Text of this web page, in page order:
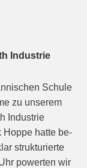
Industrie
Schule
zu unserem
Industrie
Hoppe hatte be­
strukturierte
powerten wir